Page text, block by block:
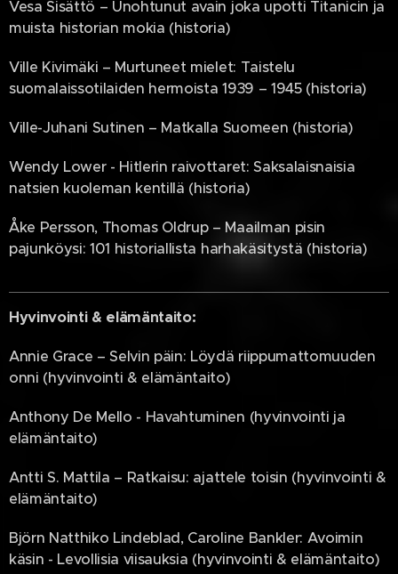
Vesa Sisättö – Unohtunut avain joka upotti Titanicin ja
muista historian mokia (historia)
Ville Kivimäki – Murtuneet mielet: Taistelu
suomalaissotilaiden hermoista 1939 – 1945 (historia)
Ville-Juhani Sutinen – Matkalla Suomeen (historia)
Wendy Lower - Hitlerin raivottaret: Saksalaisnaisia
natsien kuoleman kentillä (historia)
Åke Persson, Thomas Oldrup – Maailman pisin
pajunköysi: 101 historiallista harhakäsitystä (historia)
Hyvinvointi & elämäntaito:
Annie Grace – Selvin päin: Löydä riippumattomuuden
onni (hyvinvointi & elämäntaito)
Anthony De Mello - Havahtuminen (hyvinvointi ja
elämäntaito)
Antti S. Mattila – Ratkaisu: ajattele toisin (hyvinvointi &
elämäntaito)
Björn Natthiko Lindeblad, Caroline Bankler: Avoimin
käsin - Levollisia viisauksia (hyvinvointi & elämäntaito)